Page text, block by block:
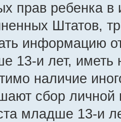
прав ребенка в
Штатов,
информацию
13-и лет, иметь
наличие
сбор
младше 13-и